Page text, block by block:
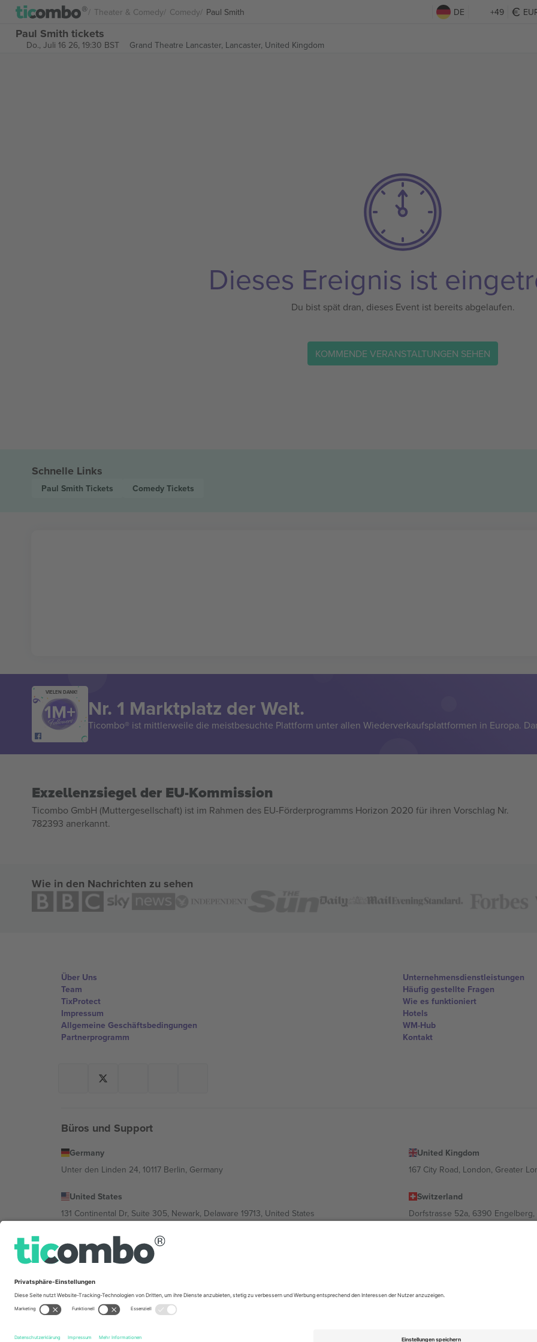
Theater & Comedy Comedy Paul Smith DE +49
Paul Smith tickets
Do., Juli 16 26, 19:30 BST Grand Theatre Lancaster, Lancaster, United Kingdom
Dieses Ereignis ist
Du bist spät dran, dieses Event ist bereits abgelaufen.
KOMMENDE VERANSTALTUNGEN SEHEN
Schnelle Links
Paul Smith Tickets Comedy Tickets
VIELEN DANK!
Nr. 1 Marktplatz der Welt.
Ticombo® ist mittlerweile die meistbesuchte Plattform unter allen Wiederverkaufsplattformen in Europa.
Exzellenzsiegel der EU-Kommission
Ticombo GmbH (Muttergesellschaft) ist im Rahmen des EU-Förderprogramms Horizon 2020 für ihren Vorschlag Nr.
782393 anerkannt.
Wie in den Nachrichten zu sehen
Über Uns
Team
TixProtect
Impressum
Allgemeine Geschäftsbedingungen
Partnerprogramm
Unternehmensdienstleistungen
Häufig gestellte Fragen
Wie es funktioniert
Hotels
WM-Hub
Kontakt
Büros und Support
Germany
Unter den Linden 24, 10117 Berlin, Germany
United Kingdom
167 City Road, London, Greater
United States
131 Continental Dr, Suite 305, Newark, Delaware 19713, United States
Switzerland
Dorfstrasse 52a, 6390 Engelberg,
Bulgaria
Regus Sofia City West, bul Totleben 53-55, 1606 Sofia, Bulgaria
Mexico
Av Chapultepec 360, Roma Norte, Cuauhtémoc, 06700 Ciudad de México, CDMX, Mexico
im Impressum und in den Allgemeinen Geschäftsbedingungen.,
© 2026 Ticombo. Alle Rechte vorbehalten.